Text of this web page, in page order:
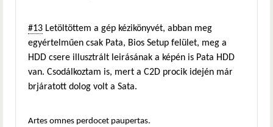
#13 Letöltöttem a gép kézikönyvét, abban meg
egyértelműen csak Pata, Bios Setup felület, meg a
HDD csere illusztrált leirásának a képén is Pata HDD
van. Csodálkoztam is, mert a C2D procik idején már
brjáratott dolog volt a Sata.
Artes omnes perdocet paupertas.